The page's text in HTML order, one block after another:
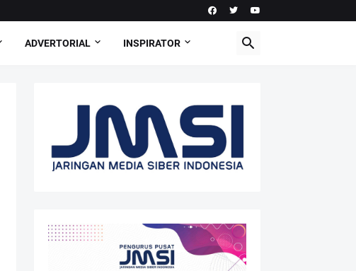
ADVERTORIAL INSPIRATOR